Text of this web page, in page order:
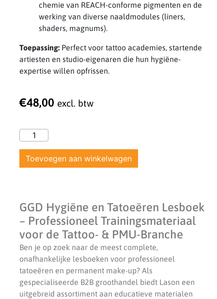
chemie van REACH-conforme pigmenten en de
werking van diverse naaldmodules (liners,
shaders, magnums).
Toepassing: Perfect voor tattoo academies, startende
artiesten en studio-eigenaren die hun hygiëne-
expertise willen opfrissen.
€48,00 excl. btw
Toevoegen aan winkelwagen
GGD Hygiëne en Tatoeëren Lesboek
– Professioneel Trainingsmateriaal
voor de Tattoo- & PMU-Branche
Ben je op zoek naar de meest complete,
onafhankelijke lesboeken voor professioneel
tatoeëren en permanent make-up? Als
gespecialiseerde B2B groothandel biedt Lason een
uitgebreid assortiment aan educatieve materialen